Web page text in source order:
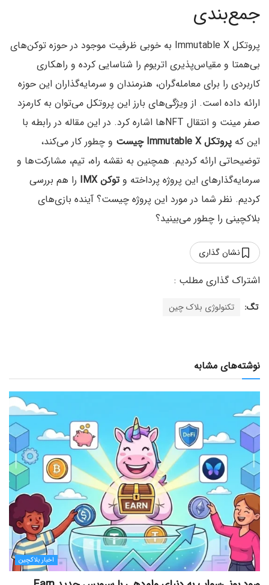
جمع‌بندی
پروتکل Immutable X به خوبی ظرفیت موجود در حوزه توکن‌های
بی‌همتا و مقیاس‌پذیری اتریوم را شناسایی کرده و راهکاری
کاربردی را برای معامله‌گران، هنرمندان و سرمایه‌گذاران این حوزه
ارائه داده است. از ویژگی‌های بارز این پروتکل می‌توان به کارمزد
صفر مینت و انتقال NFTها اشاره کرد. در این مقاله در رابطه با
این که پروتکل Immutable X چیست
و چطور کار می‌کند،
توضیحاتی ارائه کردیم. همچنین به نقشه راه، تیم،‌ مشارکت‌ها و
سرمایه‌گذارهای این پروژه پرداخته وتوکن IMX
را هم بررسی
کردیم. نظر شما در مورد این پروژه چیست؟ آینده بازی‌های
بلاکچینی را چطور می‌بینید؟
نشان گذاری
تگ: تکنولوژی بلاک چین
نوشته‌های مشابه
اخبار بلاکچین